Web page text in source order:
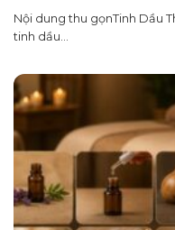
Nội dung thu gọnTinh Dầu
tinh dầu...